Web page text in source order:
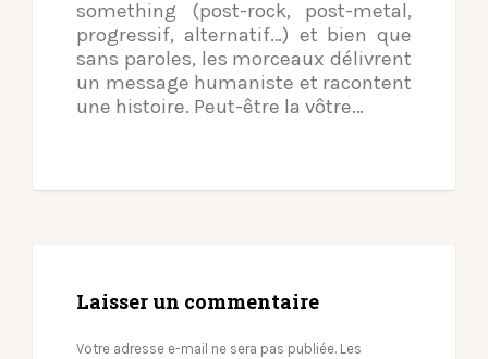
something (post-rock, post-metal,
progressif, alternatif…) et bien que
sans paroles, les morceaux délivrent
un message humaniste et racontent
une histoire. Peut-être la vôtre…
Laisser un commentaire
Votre adresse e-mail ne sera pas publiée. Les